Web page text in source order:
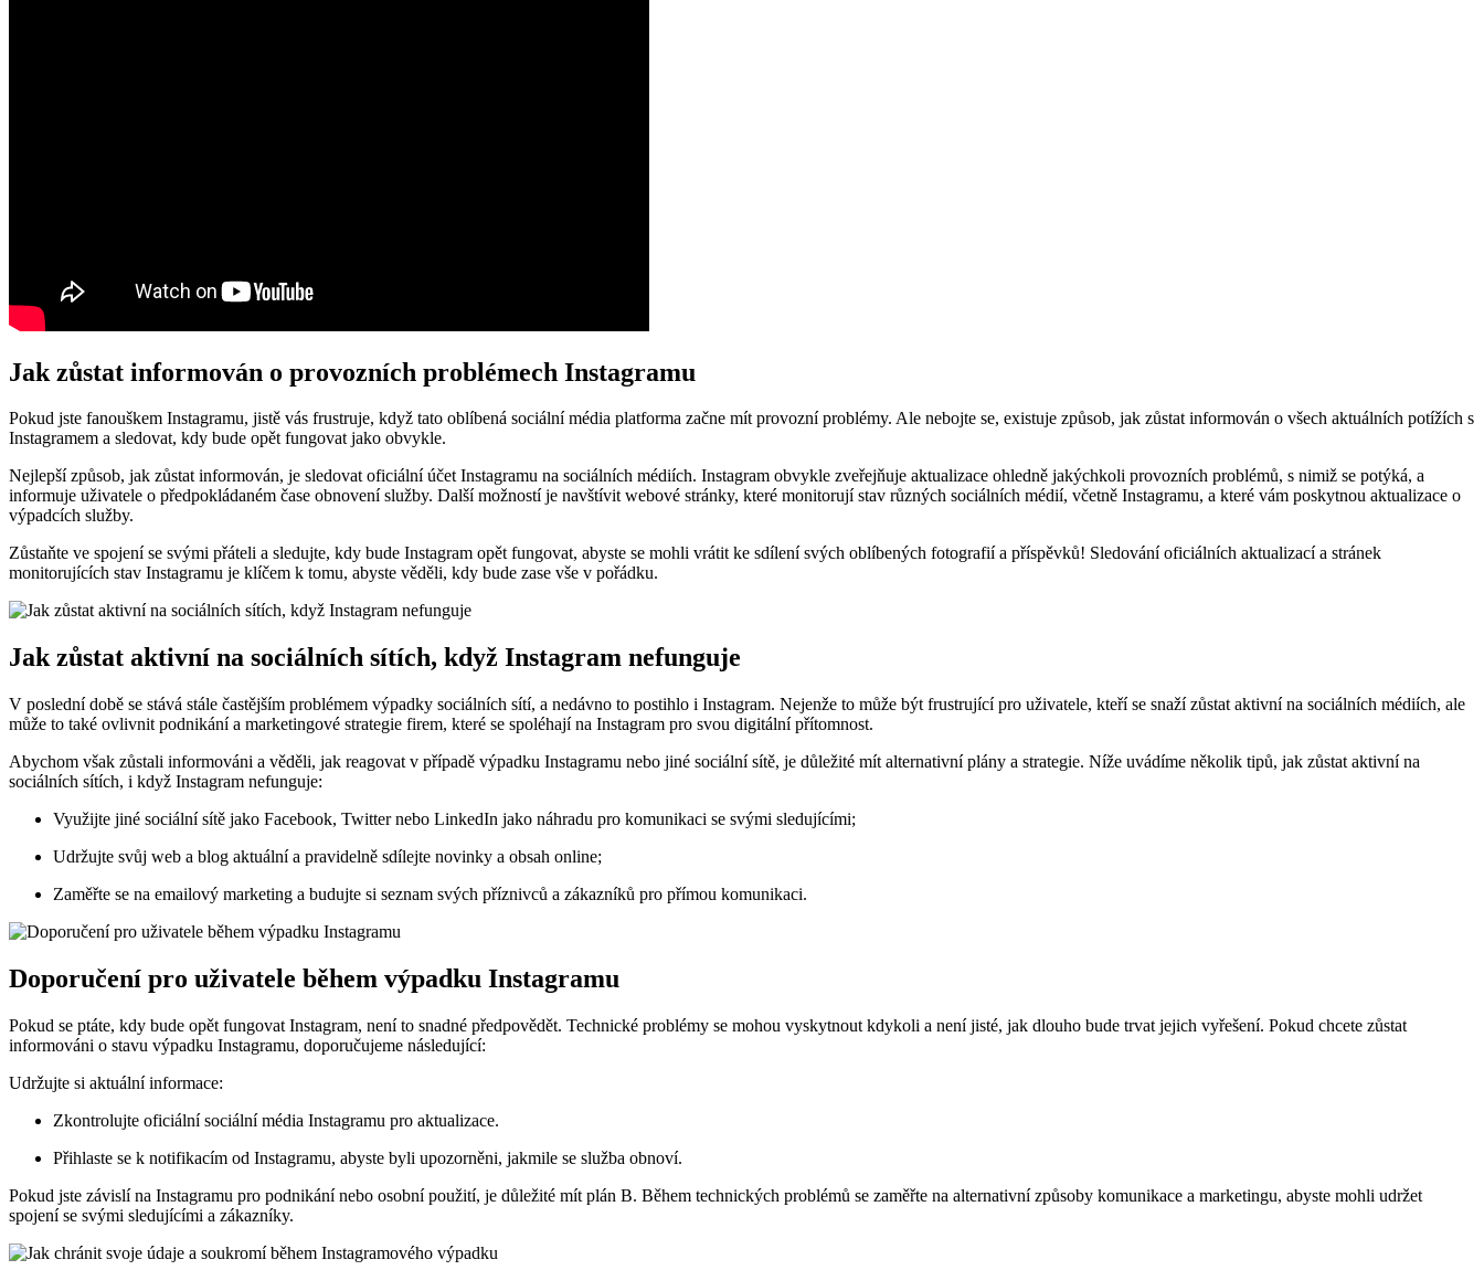
Jak zůstat informován o provozních problémech Instagramu
Pokud jste fanouškem Instagramu, jistě vás frustruje, když tato oblíbená sociální média platforma začne mít provozní problémy. Ale nebojte se, existuje způsob, jak zůstat informován o všech aktuálních potížích s
Instagramem a sledovat, kdy bude opět fungovat jako obvykle.
Nejlepší způsob, jak zůstat informován, je sledovat oficiální účet Instagramu na sociálních médiích. Instagram obvykle zveřejňuje aktualizace ohledně jakýchkoli provozních problémů, s nimiž se potýká, a
informuje uživatele o předpokládaném čase obnovení služby. Další možností je navštívit webové stránky, které monitorují stav různých sociálních médií, včetně Instagramu, a které vám poskytnou aktualizace o
výpadcích služby.
Zůstaňte ve spojení se svými přáteli a sledujte, kdy bude Instagram opět fungovat, abyste se mohli vrátit ke sdílení svých oblíbených fotografií a příspěvků! Sledování oficiálních aktualizací a stránek
monitorujících stav Instagramu je klíčem k tomu, abyste věděli, kdy bude zase vše v pořádku.
Jak zůstat aktivní na sociálních sítích, když Instagram nefunguje
V poslední době se stává stále častějším problémem výpadky sociálních sítí, a nedávno to postihlo i Instagram. Nejenže to může být frustrující pro uživatele, kteří se snaží zůstat aktivní na sociálních médiích, ale
může to také ovlivnit podnikání a marketingové strategie firem, které se spoléhají na Instagram pro svou digitální přítomnost.
Abychom však zůstali informováni a věděli, jak reagovat v případě výpadku Instagramu nebo jiné sociální sítě, je důležité mít alternativní plány a strategie. Níže uvádíme několik tipů, jak zůstat aktivní na
sociálních sítích, i když Instagram nefunguje:
Využijte jiné sociální sítě jako Facebook, Twitter nebo LinkedIn jako náhradu pro komunikaci se svými sledujícími;
Udržujte svůj web a blog aktuální a pravidelně sdílejte novinky a obsah online;
Zaměřte se na emailový marketing a budujte si seznam svých příznivců a zákazníků pro přímou komunikaci.
Doporučení pro uživatele během výpadku Instagramu
Pokud se ptáte, kdy bude opět fungovat Instagram, není to snadné předpovědět. Technické problémy se mohou vyskytnout kdykoli a není jisté, jak dlouho bude trvat jejich vyřešení. Pokud chcete zůstat
informováni o stavu výpadku Instagramu, doporučujeme následující:
Udržujte si aktuální informace:
Zkontrolujte oficiální sociální média Instagramu pro aktualizace.
Přihlaste se k notifikacím od Instagramu, abyste byli upozorněni, jakmile se služba obnoví.
Pokud jste závislí na Instagramu pro podnikání nebo osobní použití, je důležité mít plán B. Během technických problémů se zaměřte na alternativní způsoby komunikace a marketingu, abyste mohli udržet
spojení se svými sledujícími a zákazníky.